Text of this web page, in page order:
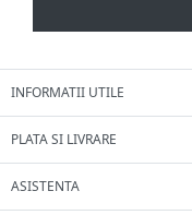
INFORMATII UTILE
PLATA SI LIVRARE
ASISTENTA